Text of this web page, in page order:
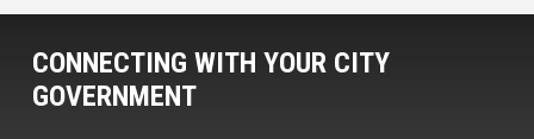
CONNECTING WITH YOUR CITY
GOVERNMENT